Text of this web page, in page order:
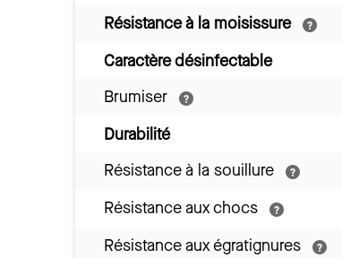
Résistance à la moisissure
Caractère désinfectable
Brumiser
Durabilité
Résistance à la souillure
Résistance aux chocs
Résistance aux égratignures